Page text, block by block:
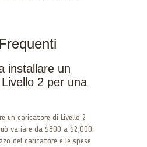
installare un
2 per una
un caricatore di Livello 2
variare da $800 a $2,000.
del caricatore e le spese